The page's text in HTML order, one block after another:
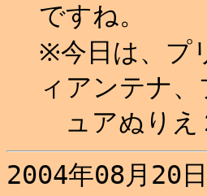
ですね。
※今日は、プ
ィアンテナ、
ュアぬりえ
2004年08月20日